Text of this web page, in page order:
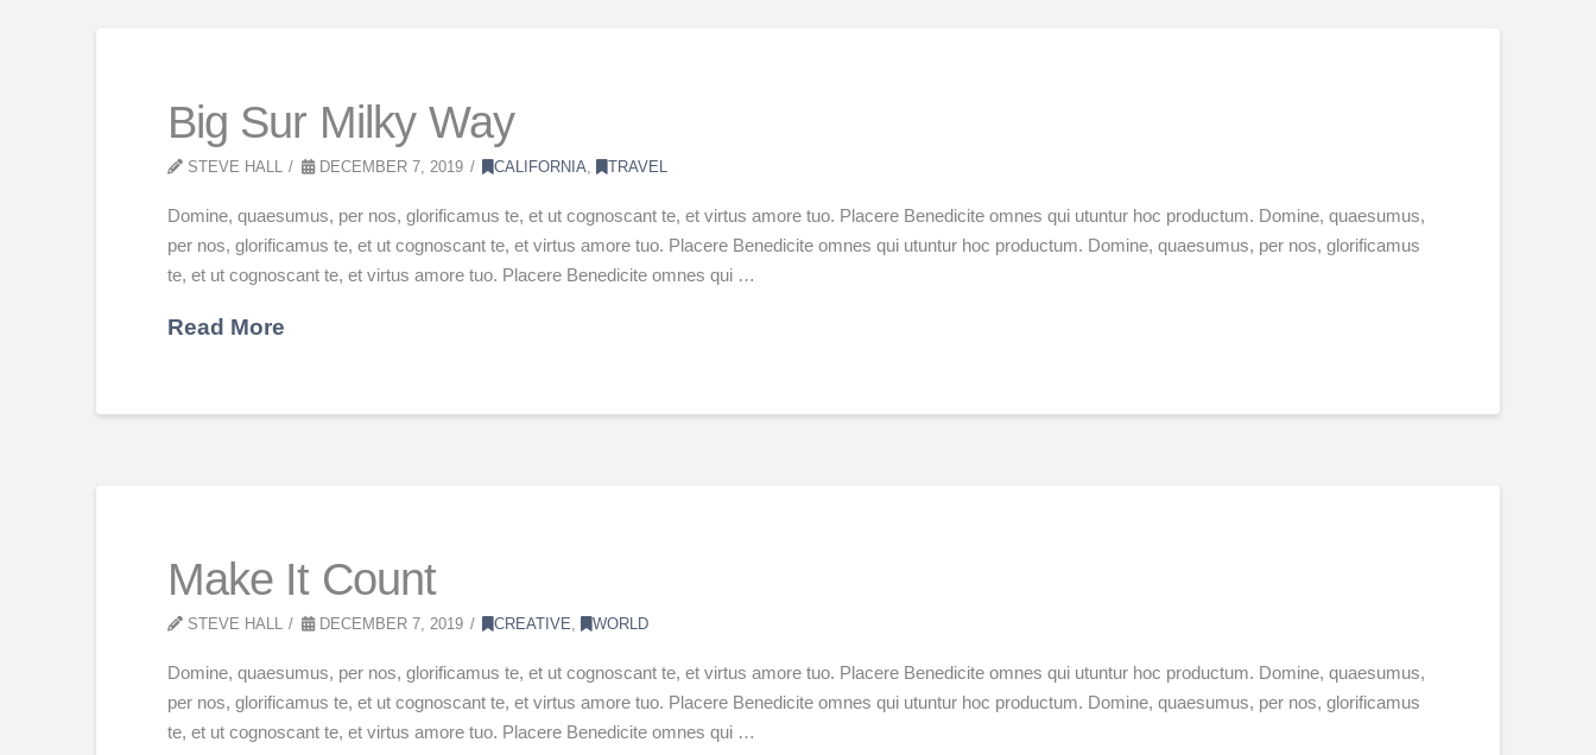
Big Sur Milky Way
STEVE HALL DECEMBER 7, 2019 CALIFORNIA TRAVEL
Domine, quaesumus, per nos, glorificamus te, et ut cognoscant te, et virtus amore tuo. Placere Benedicite omnes qui utuntur hoc productum. Domine, quaesumus,
per nos, glorificamus te, et ut cognoscant te, et virtus amore tuo. Placere Benedicite omnes qui utuntur hoc productum. Domine, quaesumus, per nos, glorificamus
te, et ut cognoscant te, et virtus amore tuo. Placere Benedicite omnes qui …
Read More
Make It Count
STEVE HALL DECEMBER 7, 2019 CREATIVE, WORLD
Domine, quaesumus, per nos, glorificamus te, et ut cognoscant te, et virtus amore tuo. Placere Benedicite omnes qui utuntur hoc productum. Domine, quaesumus,
per nos, glorificamus te, et ut cognoscant te, et virtus amore tuo. Placere Benedicite omnes qui utuntur hoc productum. Domine, quaesumus, per nos, glorificamus
te, et ut cognoscant te, et virtus amore tuo. Placere Benedicite omnes qui …